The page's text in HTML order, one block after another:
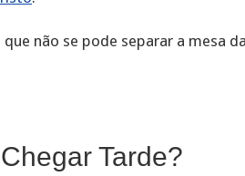
não se pode separar a mesa
Tarde?